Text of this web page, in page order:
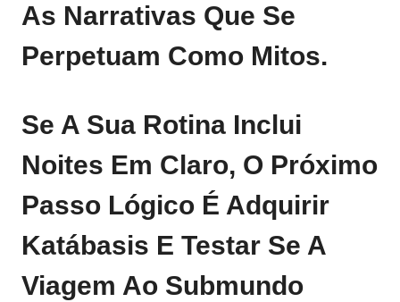
As Narrativas Que Se
Perpetuam Como Mitos.
Se A Sua Rotina Inclui
Noites Em Claro, O Próximo
Passo Lógico É Adquirir
Katábasis E Testar Se A
Viagem Ao Submundo